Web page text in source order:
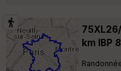
km IBP